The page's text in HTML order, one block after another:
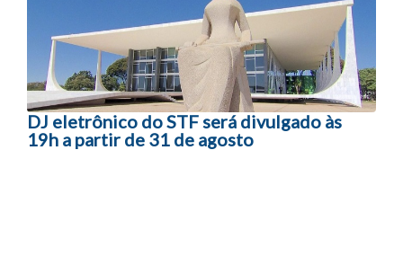
DJ eletrônico do STF será divulgado às
19h a partir de 31 de agosto